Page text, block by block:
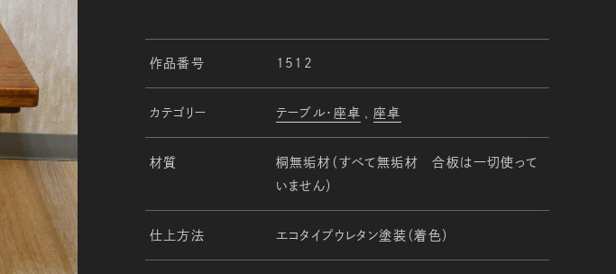
作品番号 1512
カテゴリー テーブル・座卓 座卓
材質 桐無垢材（すべて無垢材 合板は一切使って
いません）
仕上方法 エコタイプウレタン塗装（着色）